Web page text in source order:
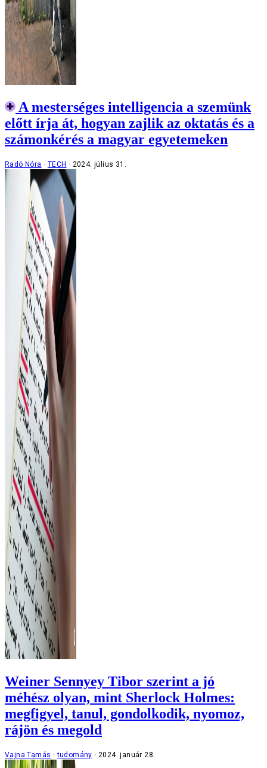
A mesterséges intelligencia a szemünk
előtt írja át, hogyan zajlik az oktatás és a
számonkérés a magyar egyetemeken
Radó Nóra TECH 2024. július 31.
Weiner Sennyey Tibor szerint a jó
méhész olyan, mint Sherlock Holmes:
megfigyel, tanul, gondolkodik, nyomoz,
rájön és megold
Vajna Tamás tudomány 2024. január 28.